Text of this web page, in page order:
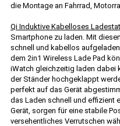
die Montage an Fahrrad,
Qi Induktive Kabelloses
Smartphone zu laden. Mit
schnell und kabellos
dem 2in1 Wireless Lade Pad
iWatch gleichzeitig laden dabei
der Ständer hochgeklappt
perfekt auf das Gerät
das Laden schnell und effizient
Gerät, sorgen für eine stabile
versehentliches Verrutschen